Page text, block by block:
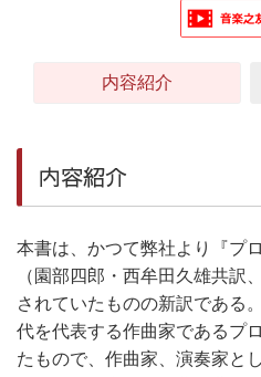
内容紹介
内容紹介
本書は、かつて弊社より『プ
（園部四郎・西牟田久雄共訳
されていたものの新訳である
代を代表する作曲家であるプ
たもので、作曲家、演奏家と